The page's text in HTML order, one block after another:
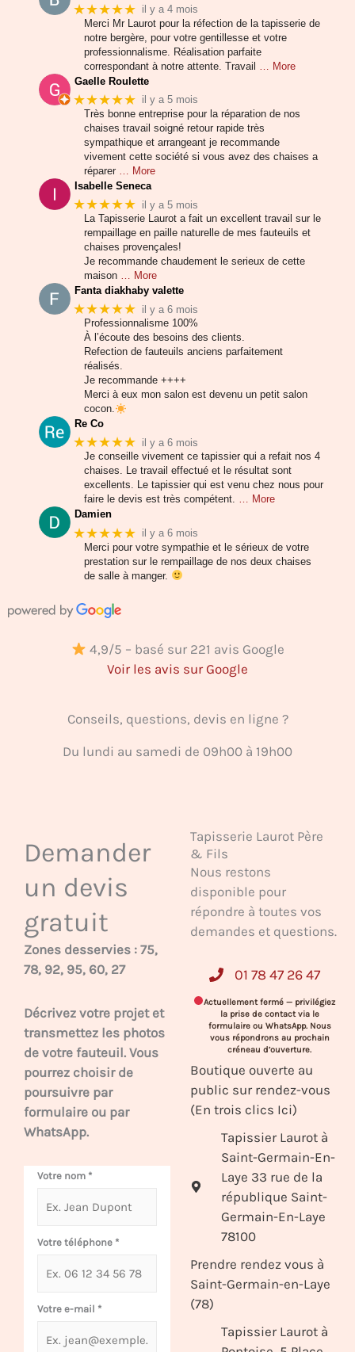
★★★★★ il y a 4 mois
Merci Mr Laurot pour la réfection de la tapisserie de
notre bergère, pour votre gentillesse et votre
professionnalisme. Réalisation parfaite
correspondant à notre attente. Travail
… More
Gaelle Roulette
★★★★★ il y a 5 mois
Très bonne entreprise pour la réparation de nos
chaises travail soigné retour rapide très
sympathique et arrangeant je recommande
vivement cette société si vous avez des chaises a
réparer
… More
Isabelle Seneca
★★★★★ il y a 5 mois
La Tapisserie Laurot a fait un excellent travail sur le
rempaillage en paille naturelle de mes fauteuils et
chaises provençales!
Je recommande chaudement le serieux de cette
maison … More
Fanta diakhaby valette
★★★★★ il y a 6 mois
Professionnalisme 100%
À l’écoute des besoins des clients.
Refection de fauteuils anciens parfaitement
réalisés.
Je recommande ++++
Merci à eux mon salon est devenu un petit salon
cocon.
Re Co
★★★★★ il y a 6 mois
Je conseille vivement ce tapissier qui a refait nos 4
chaises. Le travail effectué et le résultat sont
excellents. Le tapissier qui est venu chez nous pour
faire le devis est très compétent. … More
Damien
★★★★★ il y a 6 mois
Merci pour votre sympathie et le sérieux de votre
prestation sur le rempaillage de nos deux chaises
de salle à manger.
4,9/5 – basé sur 221 avis Google
Voir les avis sur Google
Conseils, questions, devis en ligne ?
Du lundi au samedi de 09h00 à 19h00
Demander
un devis
gratuit
Zones desservies : 75,
78, 92, 95, 60, 27
Décrivez votre projet et
transmettez les photos
de votre fauteuil. Vous
pourrez choisir de
poursuivre par
formulaire ou par
WhatsApp.
Votre nom *
Votre téléphone *
Votre e-mail *
Tapisserie Laurot Père
& Fils
Nous restons
disponible pour
répondre à toutes vos
demandes et questions.
01 78 47 26 47
Actuellement fermé — privilégiez
la prise de contact via le
formulaire ou WhatsApp. Nous
vous répondrons au prochain
créneau d’ouverture.
Boutique ouverte au
public sur rendez-vous
(En trois clics Ici)
Tapissier Laurot à
Saint-Germain-En-
Laye 33 rue de la
république Saint-
Germain-En-Laye
78100
Prendre rendez vous à
Saint-Germain-en-Laye
(78)
Tapissier Laurot à